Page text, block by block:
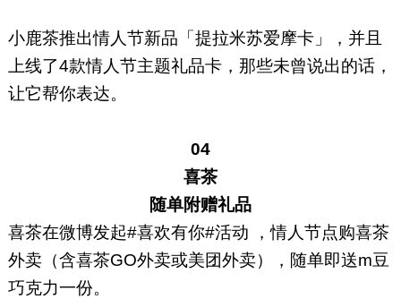
小鹿茶推出情人节新品「提拉米苏爱摩卡」，并且
上线了4款情人节主题礼品卡，那些未曾说出的话，
让它帮你表达。
04
喜茶
随单附赠礼品
喜茶在微博发起#喜欢有你#活动 ，情人节点购喜茶
外卖（含喜茶GO外卖或美团外卖），随单即送m豆
巧克力一份。